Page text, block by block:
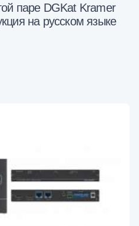
паре DGKat Kramer
на русском языке